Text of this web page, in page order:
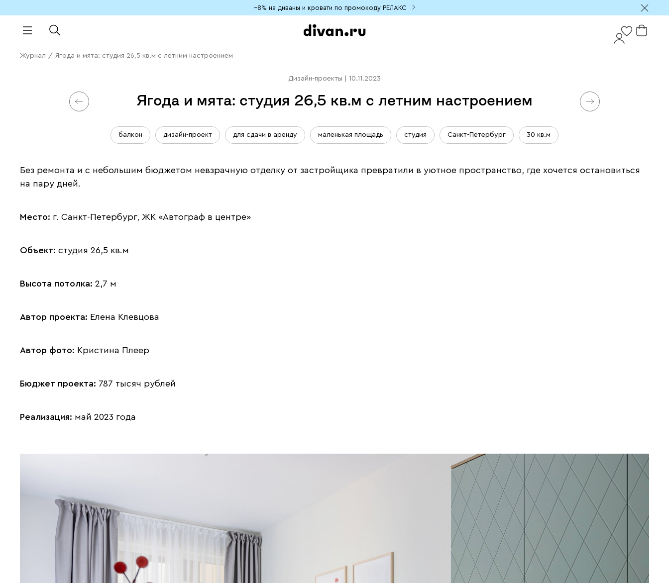
−8% на диваны и кровати по промокоду РЕЛАКС
Журнал / Ягода и мята: студия 26,5 кв.м с летним настроением
Дизайн-проекты 10.11.2023
Ягода и мята: студия 26,5 кв.м с летним настроением
балкон дизайн-проект для сдачи в аренду маленькая площадь студия Санкт-Петербург 30 кв.м
Без ремонта и с небольшим бюджетом невзрачную отделку от застройщика превратили в уютное пространство, где хочется остановиться
на пару дней.
Место: г. Санкт-Петербург, ЖК «Автограф в центре»
Объект: студия 26,5 кв.м
Высота потолка: 2,7 м
Автор проекта: Елена Клевцова
Автор фото: Кристина Плеер
Бюджет проекта: 787 тысяч рублей
Реализация: май 2023 года